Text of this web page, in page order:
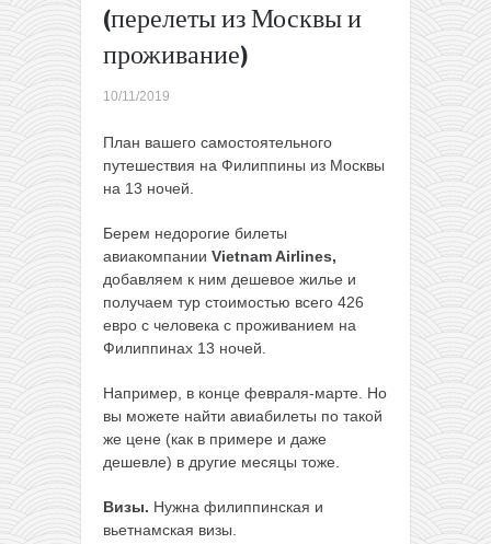
(перелеты из Москвы и
проживание)
10/11/2019
План вашего самостоятельного
путешествия на Филиппины из Москвы
на 13 ночей.
Берем недорогие билеты
авиакомпании Vietnam Airlines,
добавляем к ним дешевое жилье и
получаем тур стоимостью всего 426
евро с человека с проживанием на
Филиппинах 13 ночей.
Например, в конце февраля-марте. Но
вы можете найти авиабилеты по такой
же цене (как в примере и даже
дешевле) в другие месяцы тоже.
Визы. Нужна филиппинская и
вьетнамская визы.
→